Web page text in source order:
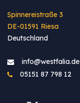
Spinnereistraße 3
DE-01591 Riesa
Deutschland
info@westfa​lia.de
05151 87 798 12